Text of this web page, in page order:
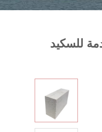
للسكيد